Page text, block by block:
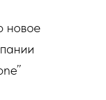
новое